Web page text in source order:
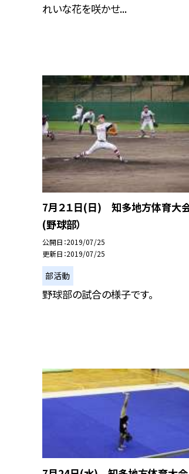
れいな花を咲かせ...
7月２１日(日) 知多地方体育大
(野球部）
公開日 2019/07/25
更新日 2019/07/25
部活動
野球部の試合の様子です。